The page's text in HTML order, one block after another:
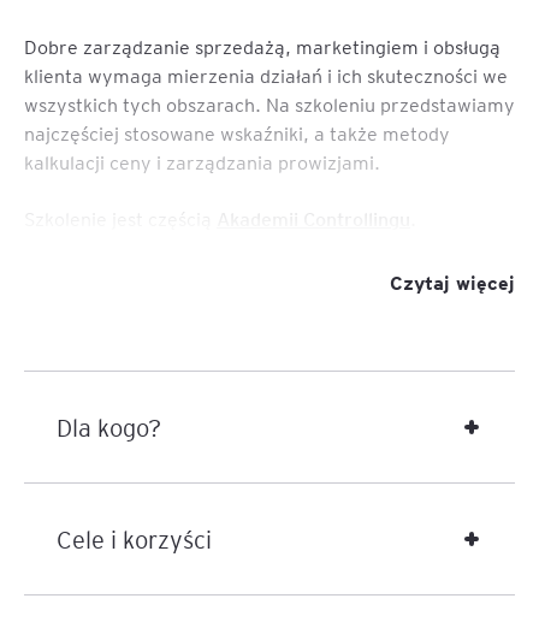
Dobre zarządzanie sprzedażą, marketingiem i obsługą
klienta wymaga mierzenia działań i ich skuteczności we
wszystkich tych obszarach. Na szkoleniu przedstawiamy
najczęściej stosowane wskaźniki, a także metody
kalkulacji ceny i zarządzania prowizjami.
Szkolenie jest częścią
Czytaj więcej
Dla kogo?
Cele i korzyści